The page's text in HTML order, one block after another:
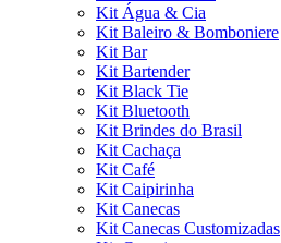
Kit Água & Cia
Kit Baleiro & Bomboniere
Kit Bar
Kit Bartender
Kit Black Tie
Kit Bluetooth
Kit Brindes do Brasil
Kit Cachaça
Kit Café
Kit Caipirinha
Kit Canecas
Kit Canecas Customizadas